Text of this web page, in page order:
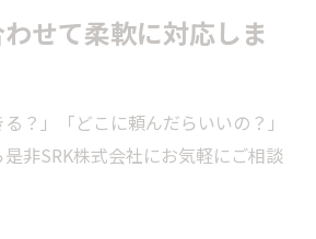
せて柔軟に対応しま
る？」「どこに頼んだらいいの？」
非SRK株式会社にお気軽にご相談